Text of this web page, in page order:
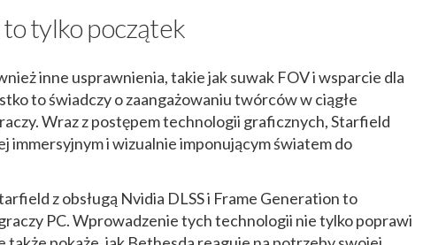
to tylko początek
inne usprawnienia, takie jak suwak FOV i wsparcie dla
to świadczy o zaangażowaniu twórców w ciągłe
Wraz z postępem technologii graficznych, Starfield
immersyjnym i wizualnie imponującym światem do
z obsługą Nvidia DLSS i Frame Generation to
PC. Wprowadzenie tych technologii nie tylko poprawi